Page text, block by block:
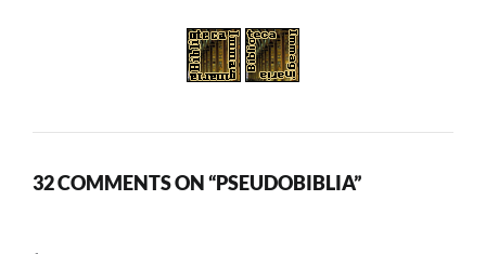
32 COMMENTS ON “PSEUDOBIBLIA”